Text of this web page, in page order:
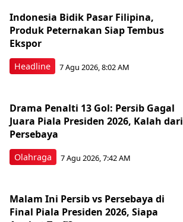
Headline
Indonesia Bidik Pasar Filipina,
Produk Peternakan Siap Tembus
Ekspor
7 Agu 2026, 8:02 AM
Olahraga
Drama Penalti 13 Gol: Persib Gagal
Juara Piala Presiden 2026, Kalah dari
Persebaya
7 Agu 2026, 7:42 AM
Malam Ini Persib vs Persebaya di
Final Piala Presiden 2026, Siapa